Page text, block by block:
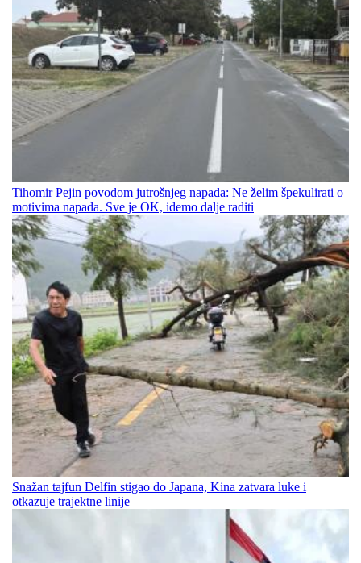
Tihomir Pejin povodom jutrošnjeg napada: Ne želim špekulirati o
motivima napada. Sve je OK, idemo dalje raditi
Snažan tajfun Delfin stigao do Japana, Kina zatvara luke i
otkazuje trajektne linije